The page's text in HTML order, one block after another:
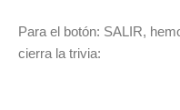
Para el botón: SALIR,
cierra la trivia: